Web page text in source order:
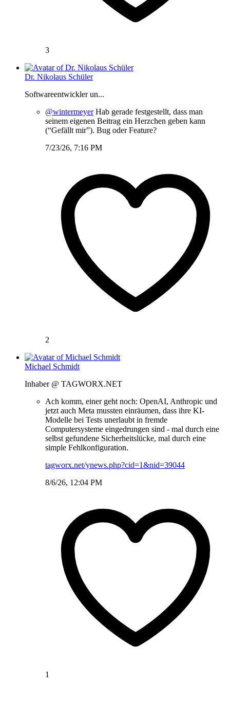
3
Dr. Nikolaus Schüler
Softwareentwickler un...
@wintermeyerHab gerade festgestellt, dass man
seinem eigenen Beitrag ein Herzchen geben kann
(“Gefällt mir”). Bug oder Feature?
7/23/26, 7:16 PM
2
Michael Schmidt
Inhaber @ TAGWORX.NET
Ach komm, einer geht noch: OpenAI, Anthropic und
jetzt auch Meta mussten einräumen, dass ihre KI-
Modelle bei Tests unerlaubt in fremde
Computersysteme eingedrungen sind - mal durch eine
selbst gefundene Sicherheitslücke, mal durch eine
simple Fehlkonfiguration.
tagworx.net/ynews.php?cid=1&nid=39044
8/6/26, 12:04 PM
1